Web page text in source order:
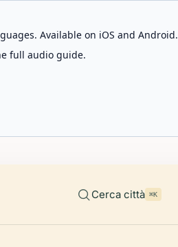
Available on iOS and Android.
full audio guide.
Cerca città ⌘K